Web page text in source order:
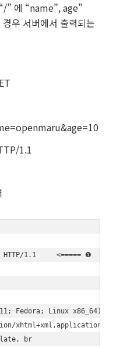
” 에 “name”, age”
우 서버에서 출력되는
1.1
HTTP/1.1     <===== ❶
Fedora; Linux x86_64)
xhtml+xml,application/
br